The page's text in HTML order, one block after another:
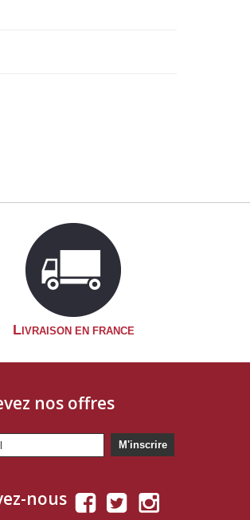
LIVRAISON EN FRANCE
nos offres
M'inscrire
nous